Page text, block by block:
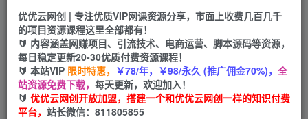
首页 冒泡网 正文
全平台打假/吃货/赔付/假一赔十,日入500的案例解
析【详细文档教程】
优优云网创
2年前发布
关注 私信
优优云网创 | 专注优质VIP网课资源分享，市面上收费几百几千
的项目资源课程这里全部都有！
🔰 内容涵盖网赚项目、引流技术、电商运营、脚本源码等资源，
每日稳定更新20-30优质付费资源课程！
🔰 本站VIP 限时特惠， ￥78/年，￥98/永久 (推广佣金70%)， 全
站资源免费下载， 每天更新，欢迎加入！
🔰 优优云网创开放加盟，搭建一个和优优云网创一样的知识付费
平台， 站长微信：811805855